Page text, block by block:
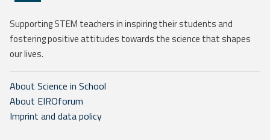
Supporting STEM teachers in inspiring their students and
fostering positive attitudes towards the science that shapes
our lives.
About Science in School
About EIROforum
Imprint and data policy